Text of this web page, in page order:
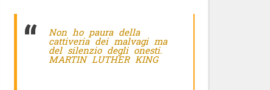
Non ho paura della
cattiveria dei malvagi ma
del silenzio degli onesti.
MARTIN LUTHER KING